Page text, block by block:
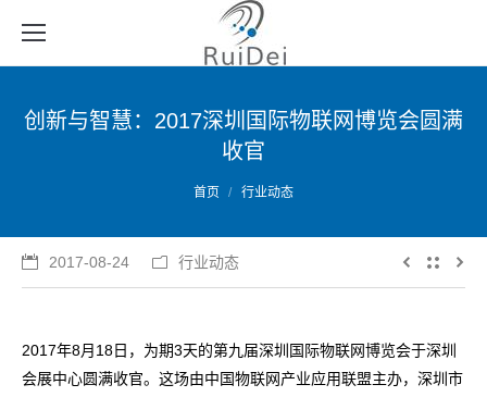
创新与智慧：2017深圳国际物联网博览会圆满
收官
首页 行业动态
2017-08-24 行业动态
2017年8月18日，为期3天的第九届深圳国际物联网博览会于深圳
会展中心圆满收官。这场由中国物联网产业应用联盟主办，深圳市